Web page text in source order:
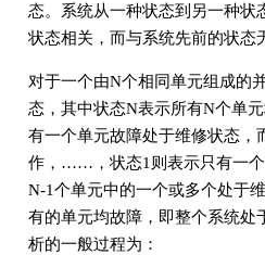
态。系统从一种状态到另一种状
状态相关，而与系统先前的状态
对于一个由N个相同单元组成的
态，其中状态N表示所有N个单
有一个单元故障处于维修状态，
作，……，状态1则表示只有一
N-1个单元中的一个或多个处于
有的单元均故障，即整个系统处
析的一般过程为：